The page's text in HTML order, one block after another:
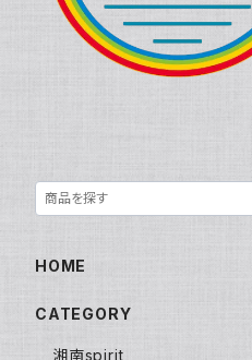
HOME
CATEGORY
湘南spirit